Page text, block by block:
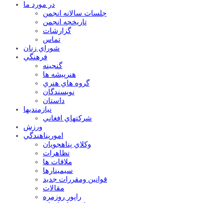
در مورد ما
جلسات سالانه انجمن
تاریخچه انجمن
گزارشات
تماس
شوراي زنان
فرهنگي
گنجينه
هنرپيشه ها
گروه هاي هنري
نويسندگان
داستان
نيازمنديها
شرکتهاي افغاني
ورزش
امورپناهندگي
وکلاي پناهجويان
تظاهرات
ملاقات ها
سيمينارها
قوانين ومقررات جديد
مقالات
راپور روزمره